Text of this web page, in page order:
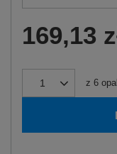
169,13
z 6